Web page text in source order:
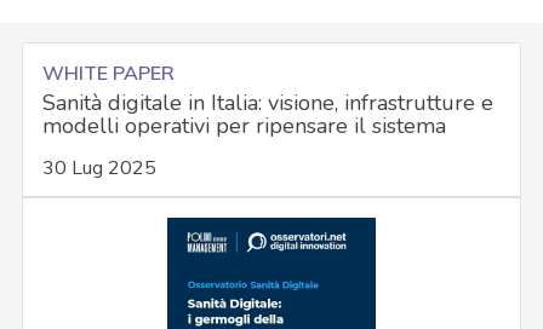
WHITE PAPER
Sanità digitale in Italia: visione, infrastrutture e
modelli operativi per ripensare il sistema
30 Lug 2025